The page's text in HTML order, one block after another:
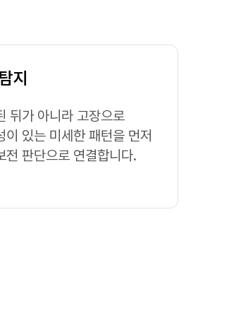
지
뒤가 아니라 고장으로
이 있는 미세한 패턴을 먼저
전 판단으로 연결합니다.